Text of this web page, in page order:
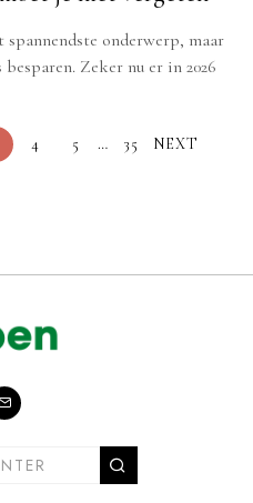
onderwerp, maar
Zeker nu er in 2026
4 5 … 35 NEXT